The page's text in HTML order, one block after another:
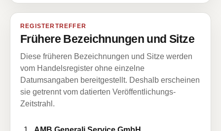
REGISTERTREFFER
Frühere Bezeichnungen und Sitze
Diese früheren Bezeichnungen und Sitze werden
vom Handelsregister ohne einzelne
Datumsangaben bereitgestellt. Deshalb erscheinen
sie getrennt vom datierten Veröffentlichungs-
Zeitstrahl.